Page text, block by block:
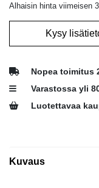
Alhaisin hinta viimeisen
Kysy
Nopea toimitus
Varastossa yli
Luotettavaa
Kuvaus